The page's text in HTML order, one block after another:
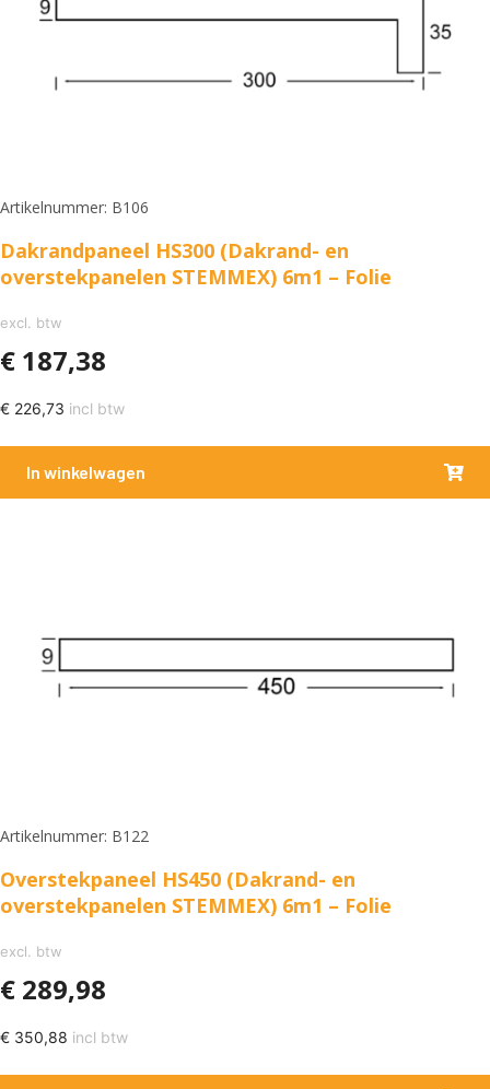
Artikelnummer: B106
Dakrandpaneel HS300 (Dakrand- en
overstekpanelen STEMMEX) 6m1 – Folie
excl. btw
€ 187,38
€ 226,73 incl btw
In winkelwagen
Artikelnummer: B122
Overstekpaneel HS450 (Dakrand- en
overstekpanelen STEMMEX) 6m1 – Folie
excl. btw
€ 289,98
€ 350,88 incl btw